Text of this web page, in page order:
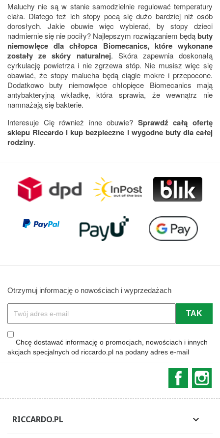
Maluchy nie są w stanie samodzielnie regulować temperatury
ciała. Dlatego też ich stopy pocą się dużo bardziej niż osób
dorosłych. Jakie obuwie więc wybierać, by stopy dzieci
nadmiernie się nie pociły? Najlepszym rozwiązaniem będą buty
niemowlęce dla chłopca Biomecanics, które wykonane
zostały ze skóry naturalnej. Skóra zapewnia doskonałą
cyrkulację powietrza i nie zgrzewa stóp. Nie musisz więc się
obawiać, że stopy malucha będą ciągle mokre i przepocone.
Dodatkowo buty niemowlęce chłopięce Biomecanics mają
antybakteryjną wkładkę, która sprawia, że wewnątrz nie
namnażają się bakterie.
Interesuje Cię również inne obuwie? Sprawdź całą ofertę
sklepu Riccardo i kup bezpieczne i wygodne buty dla całej
rodziny.
Otrzymuj informację o nowościach i wyprzedażach
Chcę dostawać informację o promocjach, nowościach i innych
akcjach specjalnych od riccardo.pl na podany adres e-mail
RICCARDO.PL 